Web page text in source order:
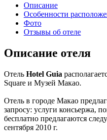
Описание
Особенности
Фото
Отзывы об отеле
Описание отеля
Отель Hotel Guia
Square и Музей Макао.
Отель в городе Макао
запросу: услуги консьержа,
бесплатно предлагаются
сентября 2010 г.